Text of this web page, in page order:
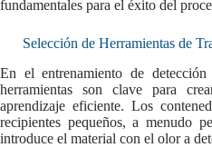
fundamentales para el éxito del
Selección de Herramientas de
En el entrenamiento de
herramientas son clave para
aprendizaje eficiente. Los
recipientes pequeños, a menudo
introduce el material con el olor a